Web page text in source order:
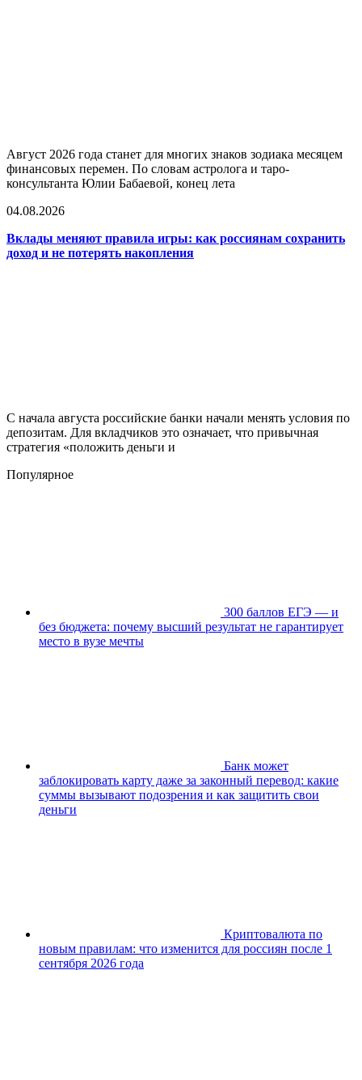
Август 2026 года станет для многих знаков зодиака месяцем
финансовых перемен. По словам астролога и таро-
консультанта Юлии Бабаевой, конец лета
04.08.2026
Вклады меняют правила игры: как россиянам сохранить
доход и не потерять накопления
С начала августа российские банки начали менять условия по
депозитам. Для вкладчиков это означает, что привычная
стратегия «положить деньги и
Популярное
300 баллов ЕГЭ — и
без бюджета: почему высший результат не гарантирует
место в вузе мечты
Банк может
заблокировать карту даже за законный перевод: какие
суммы вызывают подозрения и как защитить свои
деньги
Криптовалюта по
новым правилам: что изменится для россиян после 1
сентября 2026 года